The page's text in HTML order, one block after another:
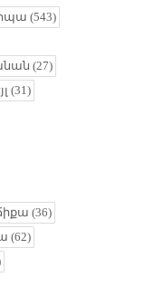
(543)
(27)
(31)
(36)
(62)